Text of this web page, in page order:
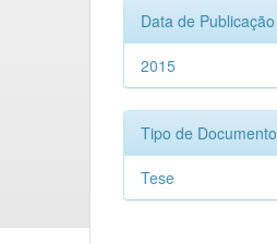
Data de Publicação
2015
Tipo de Documento
Tese